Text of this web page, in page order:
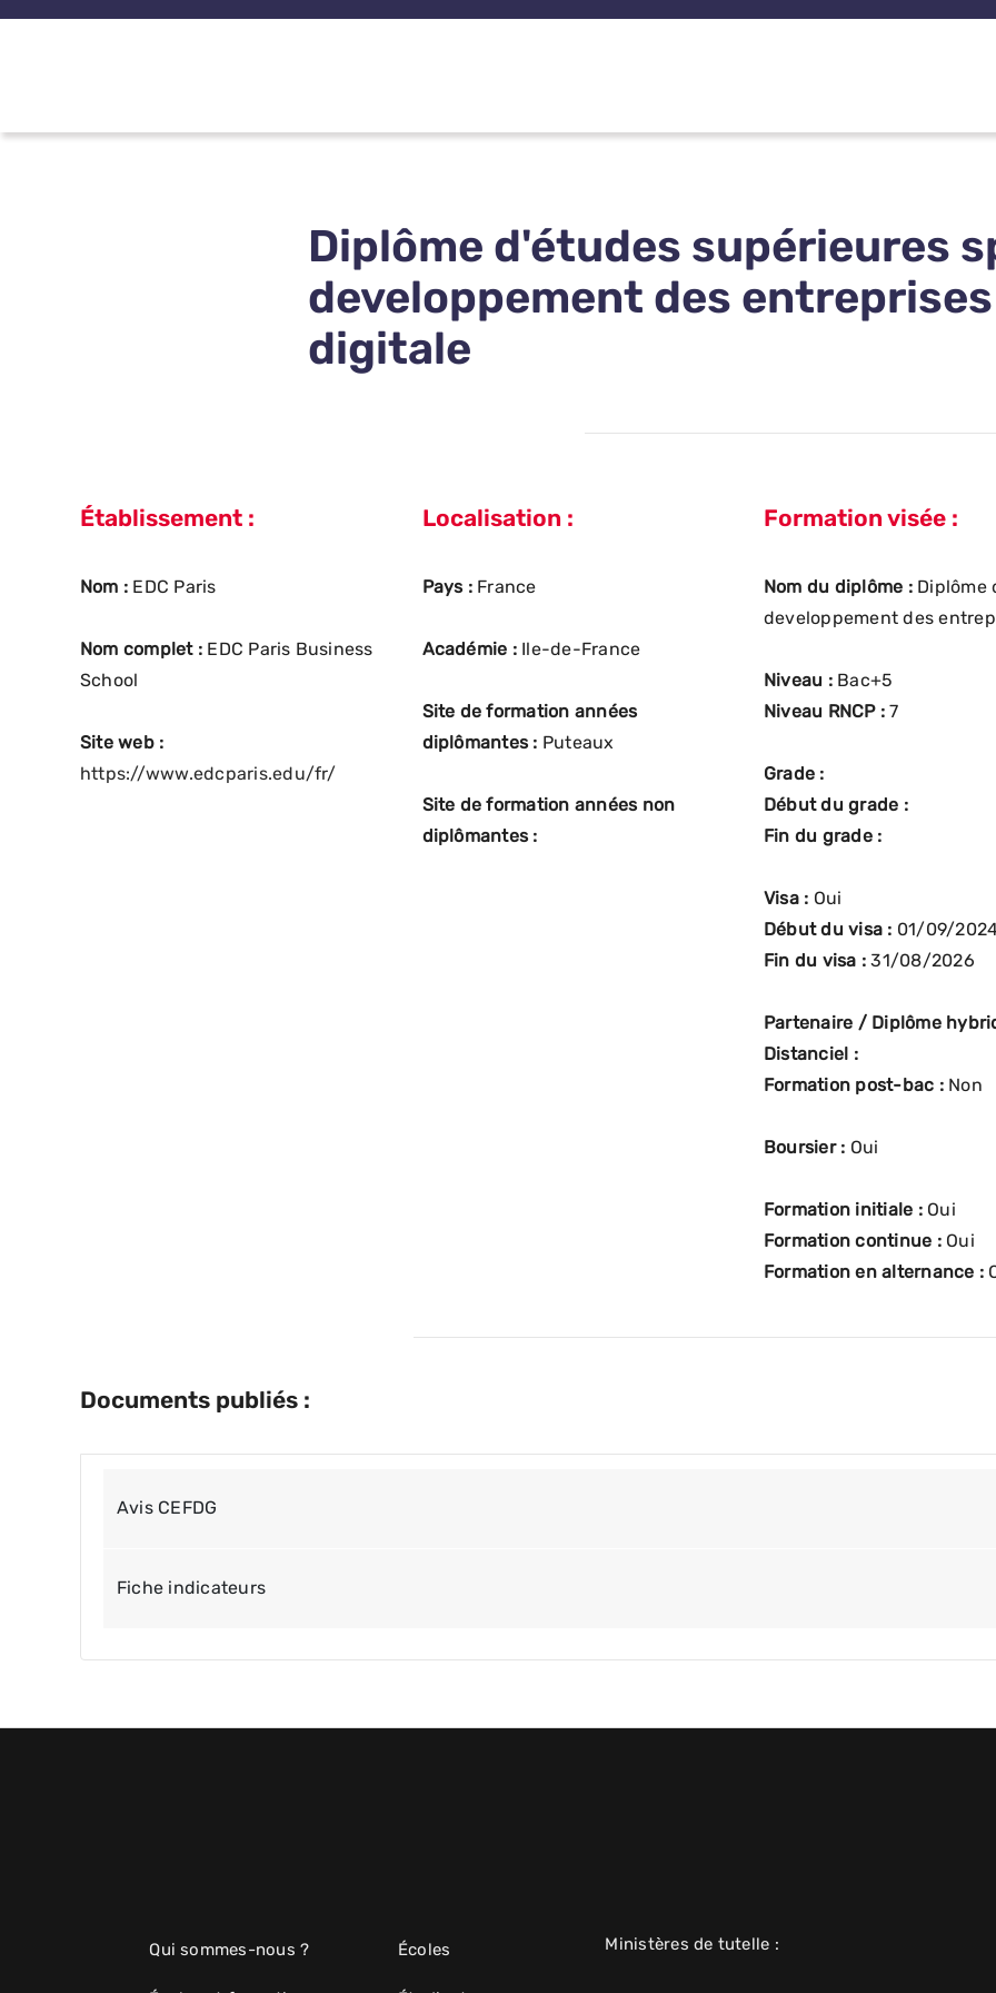
Passer
Diplôme d'études supérieures
developpement des
digitale
Établissement :
Nom : EDC Paris
Nom complet : EDC Paris Business
School
Site web :
https://www.edcparis.edu/fr/
Localisation :
Pays : France
Académie : Ile-de-France
Site de formation années
diplômantes : Puteaux
Site de formation années non
diplômantes :
Formation visée :
Nom du diplôme : Diplôme
developpement des
Niveau : Bac+5
Niveau RNCP :7
Grade :
Début du grade :
Fin du grade :
Visa : Oui
Début du visa : 01/09/
Fin du visa :31/08/2026
Partenaire / Diplôme
Distanciel :
Formation post-bac : Non
Boursier : Oui
Formation initiale : Oui
Formation continue : Oui
Formation en alternance :
Documents publiés :
Avis CEFDG
Fiche indicateurs
Qui sommes-nous ? Écoles Ministères de tutelle :